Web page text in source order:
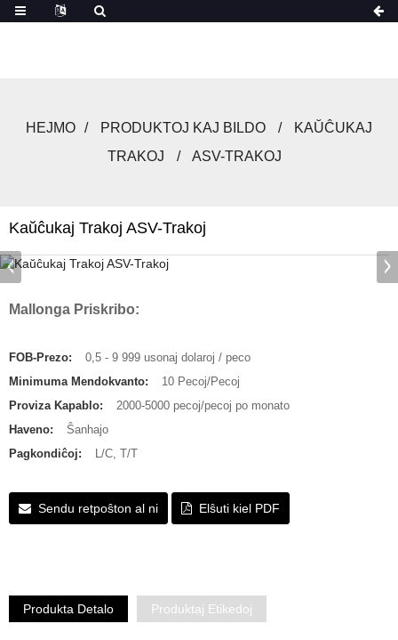
HEJMO PRODUKTOJ KAJ BILDO
KAŬĈUKAJ
TRAKOJ
ASV-TRAKOJ
Kaŭĉukaj Trakoj ASV-Trakoj
Mallonga Priskribo:
FOB-Prezo:
0,5 - 9 999 usonaj dolaroj / peco
Minimuma Mendokvanto:
10 Pecoj/Pecoj
Proviza Kapablo:
2000-5000 pecoj/pecoj po monato
Haveno:
Ŝanhajo
Pagkondiĉoj:
L/C, T/T
Sendu retpoŝton al ni Elŝuti kiel PDF
Produkta Detalo Produktaj Etikedoj